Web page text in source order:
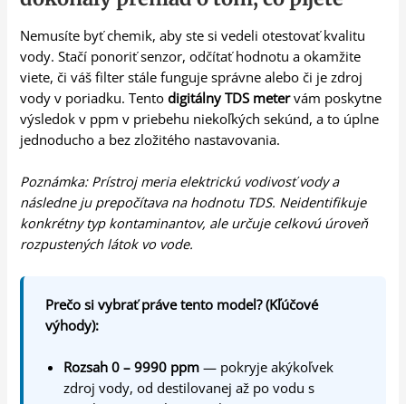
Nemusíte byť chemik, aby ste si vedeli otestovať kvalitu
vody. Stačí ponoriť senzor, odčítať hodnotu a okamžite
viete, či váš filter stále funguje správne alebo či je zdroj
vody v poriadku. Tentodigitálny TDS metervám poskytne
výsledok v ppm v priebehu niekoľkých sekúnd, a to úplne
jednoducho a bez zložitého nastavovania.
Poznámka: Prístroj meria elektrickú vodivosť vody a
následne ju prepočítava na hodnotu TDS. Neidentifikuje
konkrétny typ kontaminantov, ale určuje celkovú úroveň
rozpustených látok vo vode.
Prečo si vybrať práve tento model? (Kľúčové
výhody):
Rozsah 0 – 9990 ppm — pokryje akýkoľvek
zdroj vody, od destilovanej až po vodu s